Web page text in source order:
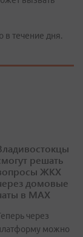
в течение дня.
решать
ЖКХ
домовые
в МАХ
через
можно